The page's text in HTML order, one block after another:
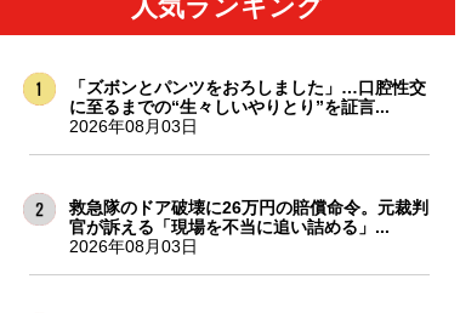
人気ランキング
「ズボンとパンツをおろしました」…口腔性交
に至るまでの“生々しいやりとり”を証言...
2026年08月03日
救急隊のドア破壊に26万円の賠償命令。元裁判
官が訴える「現場を不当に追い詰める」...
2026年08月03日